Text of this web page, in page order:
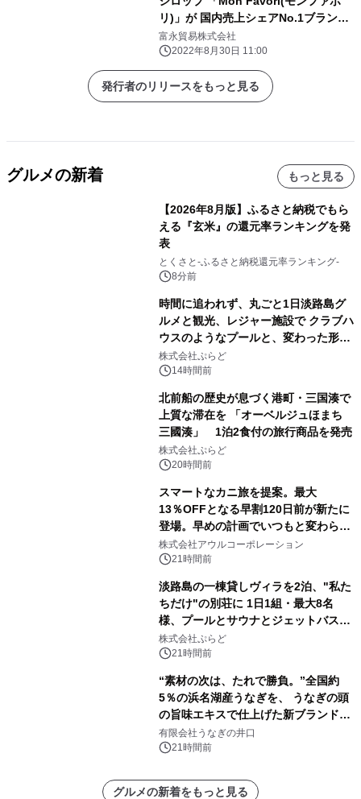
リ)」が 国内売上シェアNo.1ブランド
に！ 250gサイズは単品で国内売上
No.1を獲得！
富永貿易株式会社
2022年8月30日 11:00
発行者のリリースをもっと見る
グルメの新着 もっと見る
【2026年8月版】ふるさと納税でもら
える『玄米』の還元率ランキングを発
表
とくさと-ふるさと納税還元率ランキング-
8分前
時間に追われず、丸ごと1日淡路島グ
ルメと観光、レジャー施設で クラブハ
ウスのようなプールと、変わった形の
サウナも 「THE BOXY AWAJI」のお
得な素泊まり連泊プランで
株式会社ぷらど
14時間前
北前船の歴史が息づく港町・三国湊で
上質な滞在を 「オーベルジュほまち
三國湊」 1泊2食付の旅行商品を発売
株式会社ぷらど
20時間前
スマートなカニ旅を提案。最大
13％OFFとなる早割120日前が新たに
登場。早めの計画でいつもと変わらぬ
大人の冬旅を。ー夕日ヶ浦温泉「佳松
苑 別邸ふうか」ー
株式会社アウルコーポレーション
21時間前
淡路島の一棟貸しヴィラを2泊、"私た
ちだけ"の別荘に 1日1組・最大8名
様、プールとサウナとジェットバス付
きで Villa Mon Temps AWAJIの連泊
素泊りプラン
株式会社ぷらど
21時間前
“素材の次は、たれで勝負。”全国約
5％の浜名湖産うなぎを、 うなぎの頭
の旨味エキスで仕上げた新ブランド
「井口の誉」誕生
有限会社うなぎの井口
21時間前
グルメの新着をもっと見る